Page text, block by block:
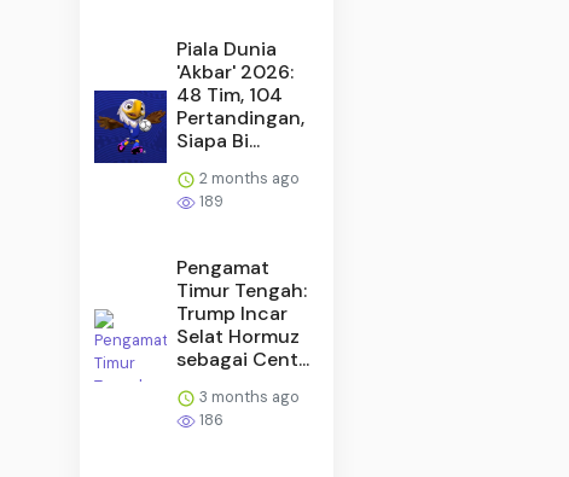
Piala Dunia
'Akbar' 2026:
48 Tim, 104
Pertandingan,
Siapa Bi...
2 months ago
189
Pengamat
Timur Tengah:
Trump Incar
Selat Hormuz
sebagai Cent...
3 months ago
186